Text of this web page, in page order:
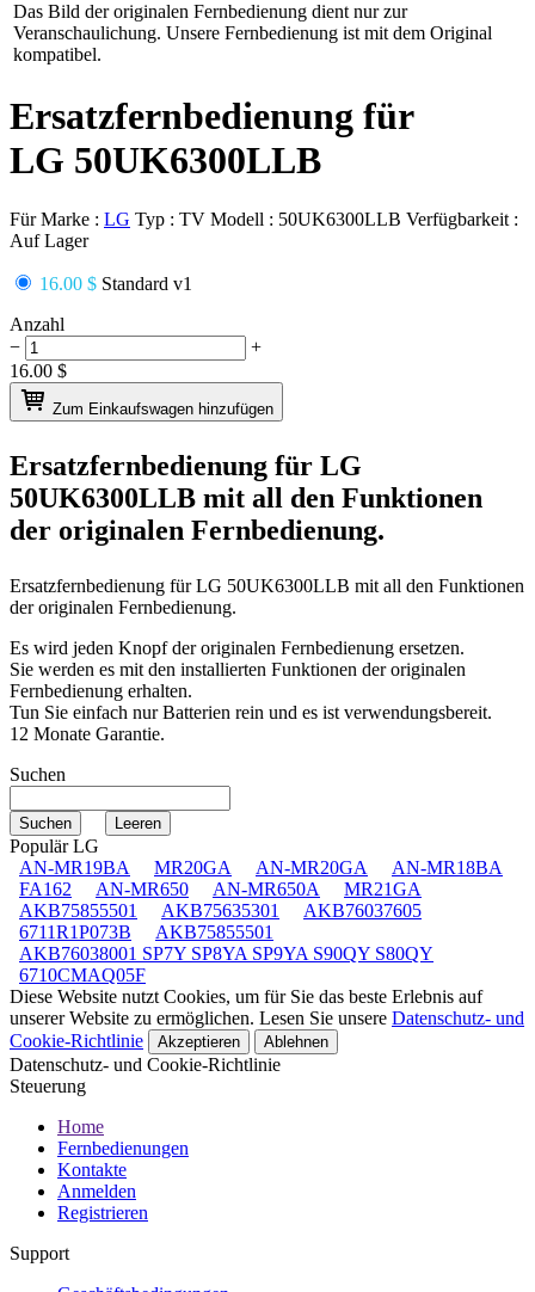
Das Bild der originalen Fernbedienung dient nur zur
Veranschaulichung. Unsere Fernbedienung ist mit dem Original
kompatibel.
Ersatzfernbedienung für
LG 50UK6300LLB
Für Marke : LG Typ : TV Modell : 50UK6300LLB Verfügbarkeit :
Auf Lager
16.00 $ Standard v1
Anzahl
−
+
16.00 $
Zum Einkaufswagen hinzufügen
Ersatzfernbedienung für LG
50UK6300LLB mit all den Funktionen
der originalen Fernbedienung.
Ersatzfernbedienung fürLG 50UK6300LLB mit all den Funktionen
der originalen Fernbedienung.
Es wird jeden Knopf der originalen Fernbedienung ersetzen.
Sie werden es mit den installierten Funktionen der originalen
Fernbedienung erhalten.
Tun Sie einfach nur Batterien rein und es ist verwendungsbereit.
12 Monate Garantie.
Suchen
Populär LG
AN-MR19BA
MR20GA AN-MR20GA
AN-MR18BA
FA162
AN-MR650 AN-MR650A
MR21GA
AKB75855501
AKB75635301
AKB76037605
6711R1P073B
AKB75855501
AKB76038001 SP7Y SP8YA SP9YA S90QY S80QY
6710CMAQ05F
Diese Website nutzt Cookies, um für Sie das beste Erlebnis auf
unserer Website zu ermöglichen. Lesen Sie unsere Datenschutz- und
Cookie-Richtlinie
Akzeptieren Ablehnen
Datenschutz- und Cookie-Richtlinie
Steuerung
Home
Fernbedienungen
Kontakte
Anmelden
Registrieren
Support